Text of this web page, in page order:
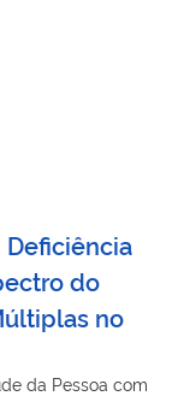
do
no
da Pessoa com